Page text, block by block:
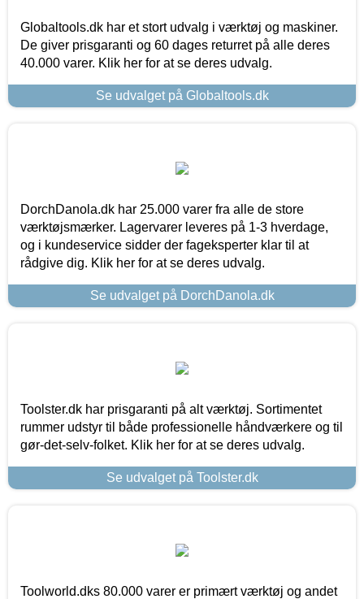
Globaltools.dk har et stort udvalg i værktøj og maskiner.
De giver prisgaranti og 60 dages returret på alle deres
40.000 varer. Klik her for at se deres udvalg.
Se udvalget på Globaltools.dk
DorchDanola.dk har 25.000 varer fra alle de store
værktøjsmærker. Lagervarer leveres på 1-3 hverdage,
og i kundeservice sidder der fageksperter klar til at
rådgive dig. Klik her for at se deres udvalg.
Se udvalget på DorchDanola.dk
Toolster.dk har prisgaranti på alt værktøj. Sortimentet
rummer udstyr til både professionelle håndværkere og til
gør-det-selv-folket. Klik her for at se deres udvalg.
Se udvalget på Toolster.dk
Toolworld.dks 80.000 varer er primært værktøj og andet